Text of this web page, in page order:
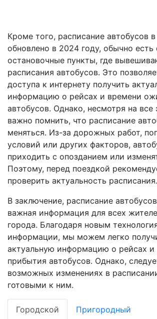
Кроме того, расписание автобусов
обновлено в 2024 году, обычно есть
остановочные пункты, где
расписания автобусов. Это
доступа к интернету получить
информацию о рейсах и времени
автобусов. Однако, несмотря на все
важно помнить, что расписание
меняться. Из-за дорожных работ,
условий или других факторов,
приходить с опозданием или
Поэтому, перед поездкой
проверить актуальность расписания.
В заключение, расписание
важная информация для всех
города. Благодаря новым
информации, мы можем легко
актуальную информацию о рейсах и
прибытия автобусов. Однако,
возможных изменениях в
готовыми к ним.
Городской Пригородный